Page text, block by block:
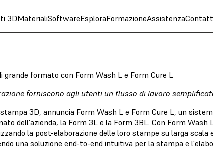
3DMaterialiSoftwareEsploraFormazioneAssistenza
formato con Form Wash L e Form Cure L
forniscono agli utenti un flusso di lavoro
3D, annuncia Form Wash L e Form Cure L, un
dell'azienda, la Form 3L e la Form 3BL. Con Form Wash
la post-elaborazione delle loro stampe su larga scala
una soluzione end-to-end intuitiva per la stampa e